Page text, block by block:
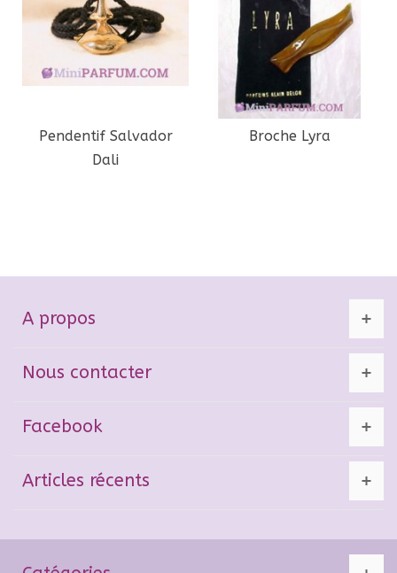
Pendentif Salvador
Dali
Broche Lyra
A propos
Nous contacter
Facebook
Articles récents